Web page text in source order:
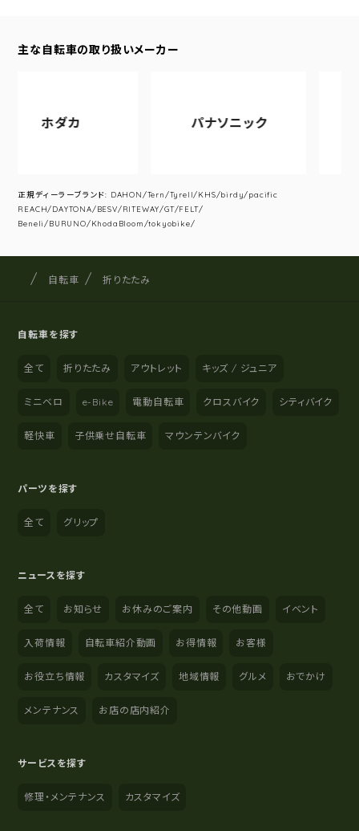
主な自転車の取り扱いメーカー
パナソニック
正規ディーラーブランド: DAHON/Tern/Tyrell/KHS/birdy/pacific
REACH/DAYTONA/BESV/RITEWAY/GT/FELT/
Beneli/BURUNO/KhodaBloom/tokyobike/
サイト内の現在地
サイクルショップナカゴヤ
自転車 折りたたみ
自転車を探す
全て 折りたたみ アウトレット キッズ / ジュニア
ミニベロ e-Bike 電動自転車 クロスバイク シティバイク
軽快車 子供乗せ自転車 マウンテンバイク
パーツを探す
全て グリップ
ニュースを探す
全て お知らせ お休みのご案内 その他動画 イベント
入荷情報 自転車紹介動画 お得情報 お客様
お役立ち情報 カスタマイズ 地域情報 グルメ おでかけ
メンテナンス お店の店内紹介
サービスを探す
修理・メンテナンス カスタマイズ